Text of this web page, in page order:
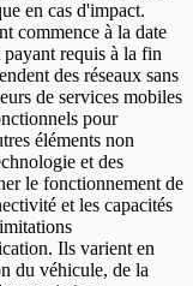
en cas d'impact.
commence à la date
requis à la fin
des réseaux sans
de services mobiles
pour
éléments non
et des
le fonctionnement de
et les capacités
Ils varient en
du véhicule, de la